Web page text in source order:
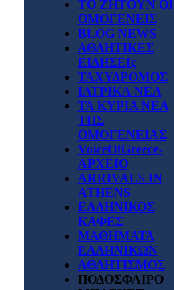
ΤΟ ΖΗΤΟΥΝ ΟΙ
ΟΜΟΓΕΝΕΙΣ
BLOG NEWS
ΑΘΛΗΤΙΚΕΣ
ΕΙΔΗΣΕΙς
ΤΑΧΥΔΡΟΜΟΣ
ΙΑΤΡΙΚΑ ΝΕΑ
ΤΑ ΚΥΡΙΑ ΝΕΑ
ΤΗΣ
ΟΜΟΓΕΝΕΙΑΣ
VoiceOfGreece-
ΑΡΧΕΙΟ
ARRIVALS IN
ATHENS
ΕΛΛΗΝΙΚΟΣ
ΚΑΦΕΣ
ΜΑΘΗΜΑΤΑ
ΕΛΛΗΝΙΚΩΝ
ΑΘΛΗΤΙΣΜΟΣ
ΠΟΔΟΣΦΑΙΡΟ